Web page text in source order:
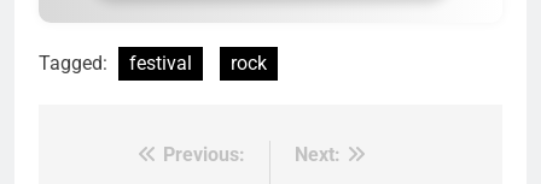
Tagged: festival rock
Navegação
Previous:
Next: